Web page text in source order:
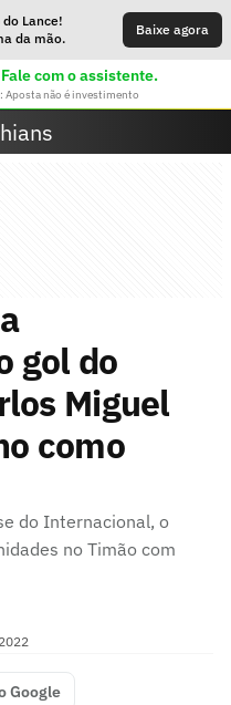
Lance!
da mão.
Baixe agora
Fale com o assistente.
Aposta não é investimento
gol do
Miguel
como
do Internacional, o
no Timão com
Google